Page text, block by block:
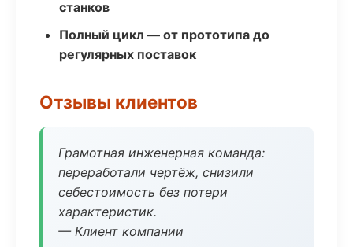
станков
Полный цикл — от прототипа до
регулярных поставок
Отзывы клиентов
Грамотная инженерная команда:
переработали чертёж, снизили
себестоимость без потери
характеристик.
— Клиент компании